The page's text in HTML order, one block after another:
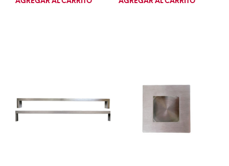
AGREGAR AL CARRITO AGREGAR AL CARRITO